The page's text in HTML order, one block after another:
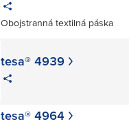
Obojstranná textilná páska
tesa® 4939
tesa® 4964